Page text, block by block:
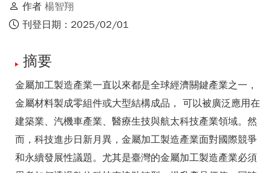
作者 楊智翔
刊登日期：2025/02/01
摘要
金屬加工製造產業一直以來都是全球經濟關鍵產業之一，
金屬材料製成零組件或大型結構成品， 可以被廣泛應用在
建築業、汽機車產業、醫療生技與航太科技產業領域。然
而，科技進步日新月異，金屬加工製造產業面對國際競爭
和永續發展性議題。尤其是臺灣的金屬加工製造產業必須